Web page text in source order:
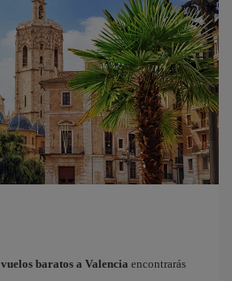
vuelos baratos a Valencia encontrarás